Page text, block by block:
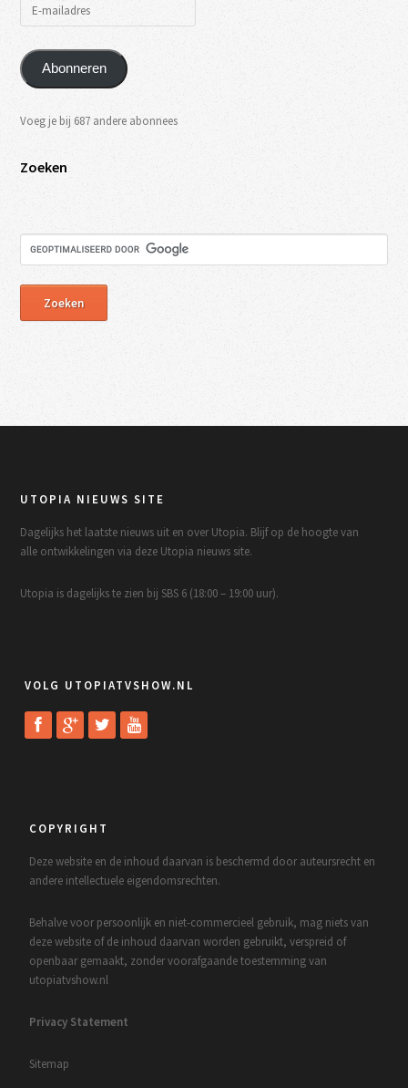
Abonneren
Voeg je bij 687 andere abonnees
Zoeken
UTOPIA NIEUWS SITE
Dagelijks het laatste nieuws uit en over Utopia. Blijf op de hoogte van
alle ontwikkelingen via deze Utopia nieuws site.
Utopia is dagelijks te zien bij SBS 6 (18:00 – 19:00 uur).
VOLG UTOPIATVSHOW.NL
COPYRIGHT
Deze website en de inhoud daarvan is beschermd door auteursrecht en
andere intellectuele eigendomsrechten.
Behalve voor persoonlijk en niet-commercieel gebruik, mag niets van
deze website of de inhoud daarvan worden gebruikt, verspreid of
openbaar gemaakt, zonder voorafgaande toestemming van
utopiatvshow.nl
Privacy Statement
Sitemap